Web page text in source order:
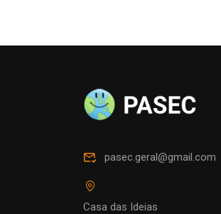
pasec.geral@gmail.com
Casa das Ideias